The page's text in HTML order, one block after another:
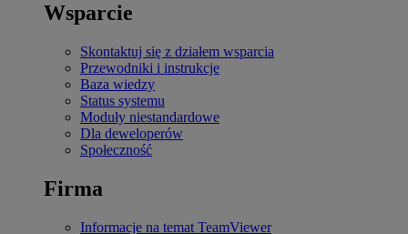
Wsparcie
Skontaktuj się z działem wsparcia
Przewodniki i instrukcje
Baza wiedzy
Status systemu
Moduły niestandardowe
Dla deweloperów
Społeczność
Firma
Informacje na temat TeamViewer